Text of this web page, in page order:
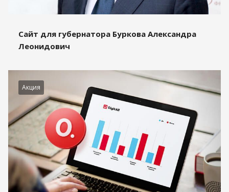
Сайт для губернатора Буркова Александра
Леонидович
Акция